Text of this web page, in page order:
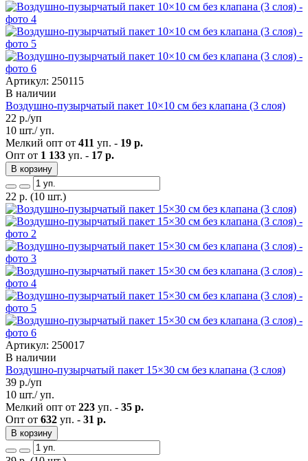
Артикул: 250115
В наличии
Воздушно-пузырчатый пакет 10×10 см без клапана (3 слоя)
22 р./уп
10 шт./ уп.
Мелкий опт от 411 уп. - 19 р.
Опт от 1 133 уп. - 17 р.
В корзину
22 р. (10 шт.)
Артикул: 250017
В наличии
Воздушно-пузырчатый пакет 15×30 см без клапана (3 слоя)
39 р./уп
10 шт./ уп.
Мелкий опт от 223 уп. - 35 р.
Опт от 632 уп. - 31 р.
В корзину